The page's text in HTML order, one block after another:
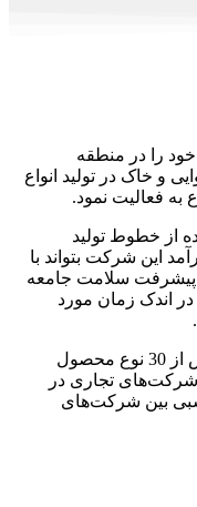
اصلی خود را در منطقه
و خاک در تولید انواع
به فعالیت نمود.
از خطوط تولید
این شرکت بتواند با
پیشرفت سلامت جامعه
اندک زمان مورد
امروزه شرکت تارانوش آریا با عرضه بیش از 30 نوع محصول
شرکت‌های تجاری در
بین شرکت‌های